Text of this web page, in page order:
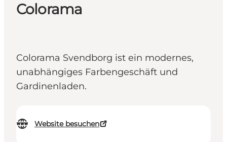
Colorama
Colorama Svendborg ist ein modernes,
unabhängiges Farbengeschäft und
Gardinenladen.
Website besuchen